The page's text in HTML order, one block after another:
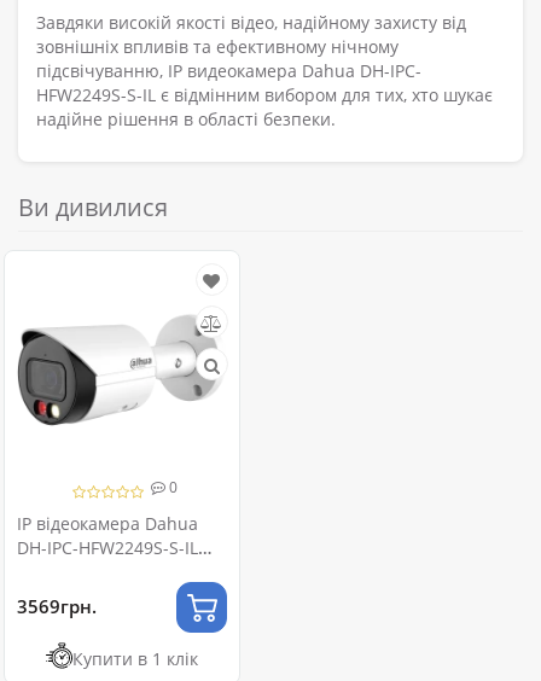
Завдяки високій якості відео, надійному захисту від
зовнішніх впливів та ефективному нічному
підсвічуванню, IP видеокамера Dahua DH-IPC-
HFW2249S-S-IL є відмінним вибором для тих, хто шукає
надійне рішення в області безпеки.
Ви дивилися
0
IP відеокамера Dahua
DH-IPC-HFW2249S-S-IL
3569грн.
Купити в 1 клік